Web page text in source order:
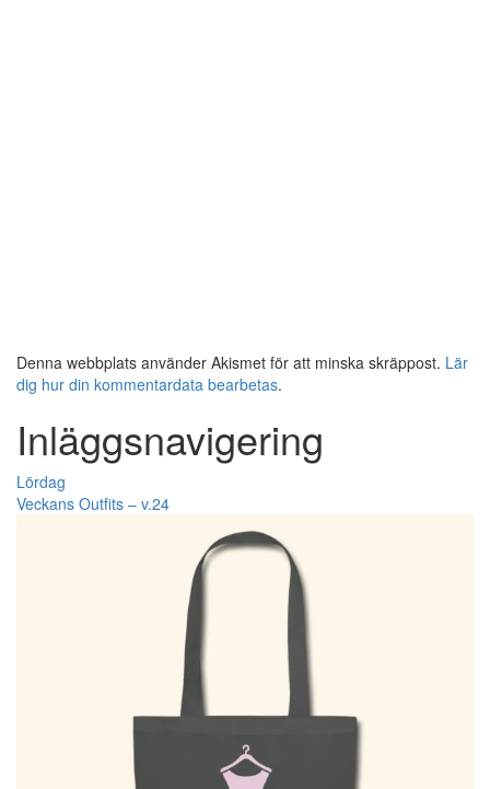
Denna webbplats använder Akismet för att minska skräppost. Lär
dig hur din kommentardata bearbetas.
Inläggsnavigering
Lördag
Veckans Outfits – v.24